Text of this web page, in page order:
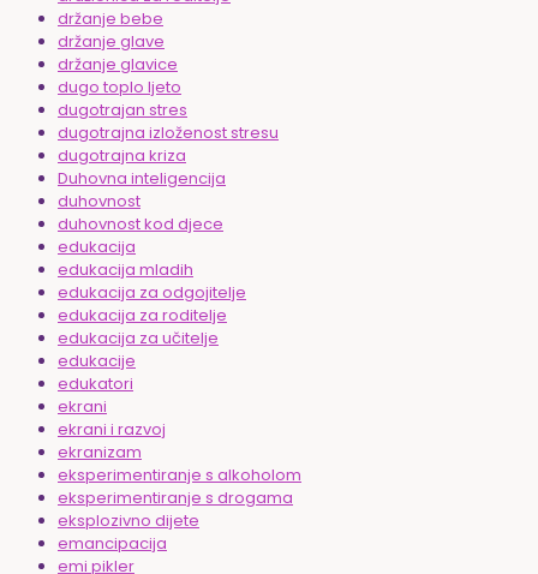
držanje bebe
držanje glave
držanje glavice
dugo toplo ljeto
dugotrajan stres
dugotrajna izloženost stresu
dugotrajna kriza
Duhovna inteligencija
duhovnost
duhovnost kod djece
edukacija
edukacija mladih
edukacija za odgojitelje
edukacija za roditelje
edukacija za učitelje
edukacije
edukatori
ekrani
ekrani i razvoj
ekranizam
eksperimentiranje s alkoholom
eksperimentiranje s drogama
eksplozivno dijete
emancipacija
emi pikler